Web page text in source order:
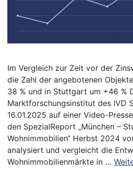
Im Vergleich zur Zeit vor der
die Zahl der angebotenen
38 % und in Stuttgart um +46 %
Marktforschungsinstitut des IVD
16.01.2025 auf einer Video-
den SpezialReport „München –
Wohnimmobilien“ Herbst 2024
analysiert und vergleicht die
Wohnimmobilienmärkte in …